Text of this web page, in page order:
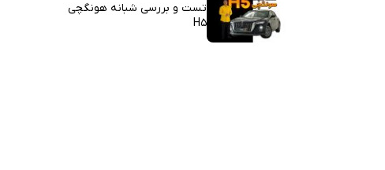
تست و بررسی شبانه هونگچی
H5